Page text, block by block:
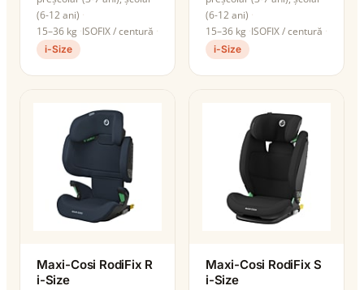
(6-12 ani)
15–36 kg ISOFIX / centură
i-Size
(6-12 ani)
15–36 kg ISOFIX / centură
i-Size
Maxi-Cosi RodiFix R
i-Size
Maxi-Cosi RodiFix S
i-Size